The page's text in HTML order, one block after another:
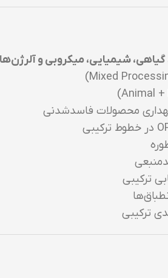
گیاهی، شیمیایی، میکروبی و آلرژن‌ها
محصولات فاسدشدنی
ترکیبی
ترکیبی